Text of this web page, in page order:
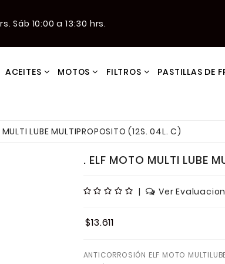
Sáb 10:00 a 13:30 hrs.
ACEITES MOTOS FILTROS PASTILLAS DE
LUBE MULTIPROPOSITO (12S. 04L. C)
. ELF MOTO MULTI LUBE
| Ver
$13.611
ANTICORROSIÓN ELF MOTO